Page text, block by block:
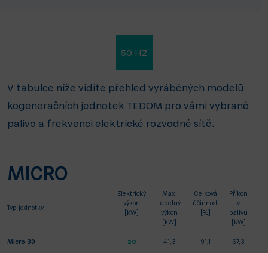
50 HZ
V tabulce níže vidíte přehled vyráběných modelů
kogeneračních jednotek TEDOM pro vámi vybrané
palivo a frekvenci elektrické rozvodné sítě.
MICRO
Typ jednotky
Elektrický
výkon
[kW]
Max.
tepelný
výkon
[kW]
Celková
účinnost
[%]
Příkon
v
palivu
[kW]
Micro 30 20 41,3 91,1 67,3